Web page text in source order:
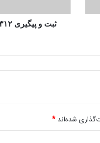
و
شده‌اند *